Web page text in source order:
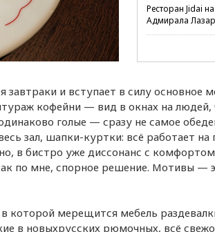
Ресторан Jidai
Адмирала
завтраки и вступает в силу основное
кофейни — вид в окнах на
голые — сразу не самое
зал, шапки-куртки: всё работает на
в бистро уже диссонанс с
по мне, спорное решение. Мотивы —
мерещится мебель
в новыхрусских рюмочных, всё